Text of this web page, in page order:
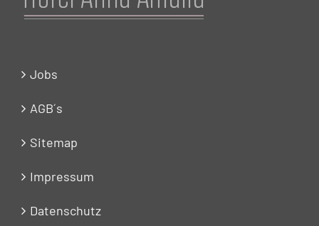
Jobs
AGB´s
Sitemap
Impressum
Datenschutz